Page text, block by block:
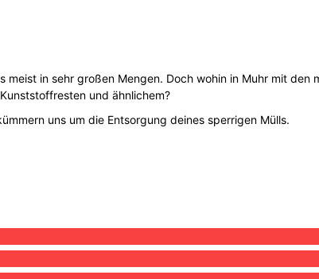
in sehr großen Mengen. Doch wohin in Muhr mit den
und ähnlichem?
uns um die Entsorgung deines sperrigen Mülls.